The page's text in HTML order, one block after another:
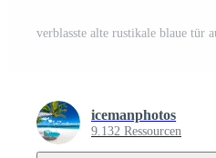
icemanphotos
9.132 Ressourcen